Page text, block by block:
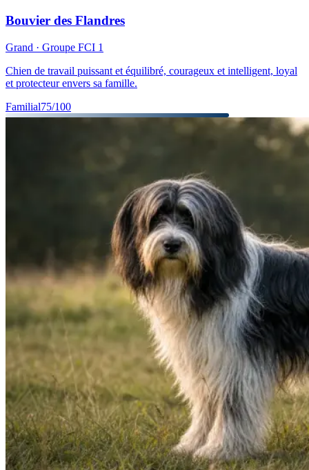
Bouvier des Flandres
Grand · Groupe FCI 1
Chien de travail puissant et équilibré, courageux et intelligent, loyal
et protecteur envers sa famille.
Familial75/100